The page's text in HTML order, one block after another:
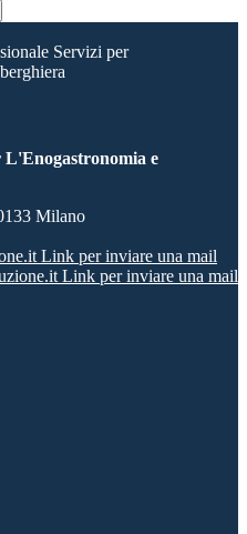
Servizi per
L'Enogastronomia e
Milano
Link per inviare una mail
Link per inviare una mail